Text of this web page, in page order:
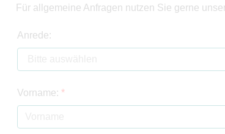
Für allgemeine Anfragen nutzen Sie gerne
Anrede:
Vorname: *